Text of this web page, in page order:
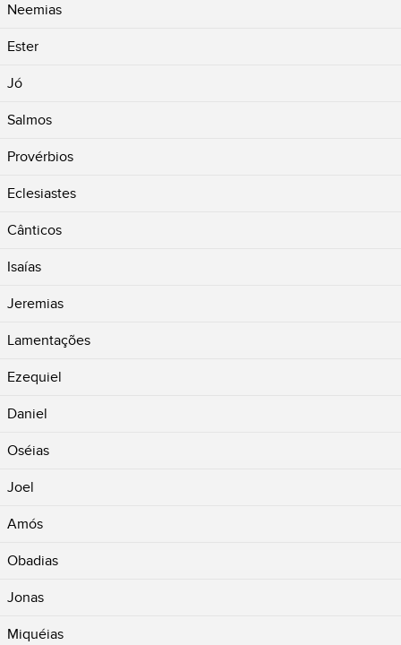
Neemias
Ester
Jó
Salmos
Provérbios
Eclesiastes
Cânticos
Isaías
Jeremias
Lamentações
Ezequiel
Daniel
Oséias
Joel
Amós
Obadias
Jonas
Miquéias